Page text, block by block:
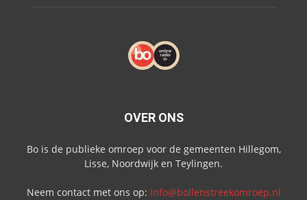
OVER ONS
Bo is de publieke omroep voor de gemeenten Hillegom,
Lisse, Noordwijk en Teylingen.
Neem contact met ons op: info@bollenstreekomroep.nl